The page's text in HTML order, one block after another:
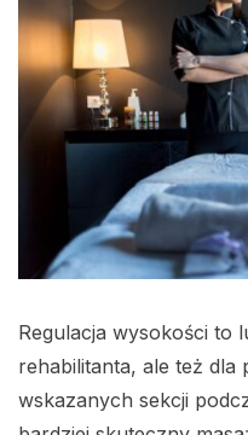
Regulacja wysokości to
rehabilitanta, ale też dla
wskazanych sekcji